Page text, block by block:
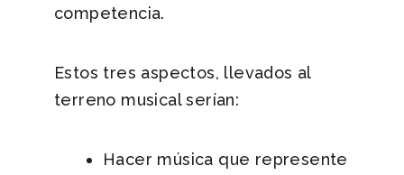
competencia.
Estos tres aspectos, llevados al
terreno musical serían:
Hacer música que represente